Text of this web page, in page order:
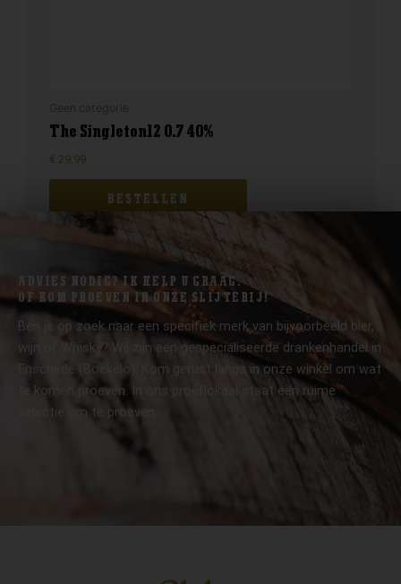
The Singleton12 0.7 40%
€ 29,99
BESTELLEN
ADVIES NODIG? IK HELP U GRAAG.
OF KOM PROEVEN IN ONZE SLIJTERIJ!
Ben je op zoek naar een specifiek merk van bijvoorbeeld bier,
wijn of Whisky? Wij zijn een gespecialiseerde drankenhandel in
Enschede (Boekelo). Kom gerust langs in onze winkel om wat
te komen proeven. In ons proeflokaal staat een ruime
selectie om te proeven.